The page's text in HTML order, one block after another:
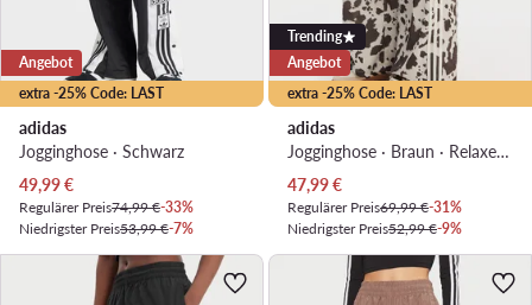
extra -25% Code: LAST
Angebot
adidas
Jogginghose · Schwarz
Aktueller Preis
49,99€
Regulärer Preis74,99 €-33%
Niedrigster Preis53,99 €-7%
extra -25% Code: LAST
Trending
Angebot
adidas
Jogginghose · Braun · Relaxed Fit
Aktueller Preis
47,99€
Regulärer Preis69,99 €-31%
Niedrigster Preis52,99 €-9%